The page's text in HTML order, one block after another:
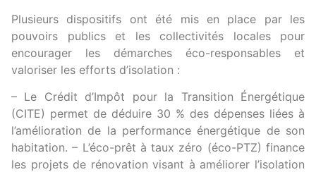
Plusieurs dispositifs ont été mis en place par les
pouvoirs publics et les collectivités locales pour
encourager les démarches éco-responsables et
valoriser les efforts d’isolation :
– Le Crédit d’Impôt pour la Transition Énergétique
(CITE) permet de déduire 30 % des dépenses liées à
l’amélioration de la performance énergétique de son
habitation. – L’éco-prêt à taux zéro (éco-PTZ) finance
les projets de rénovation visant à améliorer l’isolation